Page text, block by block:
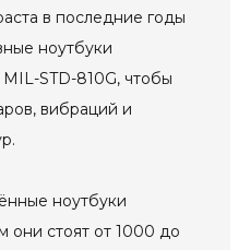
в последние годы
ноутбуки
STD-810G, чтобы
вибраций и
ноутбуки
они стоят от 1000 до